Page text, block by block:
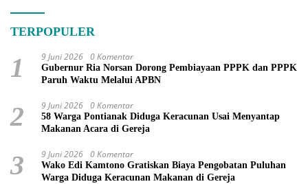
TERPOPULER
1 9 Juni 2026 0 Komentar
Gubernur Ria Norsan Dorong Pembiayaan PPPK dan PPPK
Paruh Waktu Melalui APBN
2 9 Juni 2026 0 Komentar
58 Warga Pontianak Diduga Keracunan Usai Menyantap
Makanan Acara di Gereja
3 9 Juni 2026 0 Komentar
Wako Edi Kamtono Gratiskan Biaya Pengobatan Puluhan
Warga Diduga Keracunan Makanan di Gereja